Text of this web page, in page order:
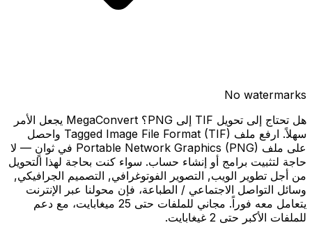
No watermarks
هل تحتاج إلى تحويل TIF إلى PNG؟ MegaConvert يجعل الأمر
سهلاً. ارفع ملف Tagged Image File Format (TIF) واحصل
على ملف Portable Network Graphics (PNG) في ثوانٍ — لا
حاجة لتثبيت برامج أو إنشاء حساب. سواء كنت بحاجة لهذا التحويل
من أجل تطوير الويب, التصوير الفوتوغرافي, التصميم الجرافيكي,
وسائل التواصل الاجتماعي / الطباعة، فإن محولنا عبر الإنترنت
يتعامل معه فوراً. مجاني للملفات حتى 25 ميغابايت، مع دعم
للملفات الأكبر حتى 2 غيغابايت.